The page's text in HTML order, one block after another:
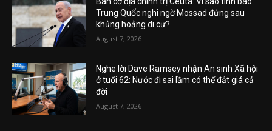
Trung Quốc nghi ngờ Mossad đứng sau
khủng hoảng di cư?
August 7, 2026
Nghe lời Dave Ramsey nhận An sinh Xã hội
ở tuổi 62: Nước đi sai lầm có thể đắt giá cả
đời
August 7, 2026